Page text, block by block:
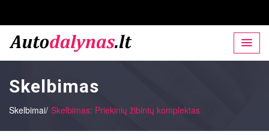
Skelbimas
Skelbimai/ Skelbimas: Priekinių žibintų komplektas